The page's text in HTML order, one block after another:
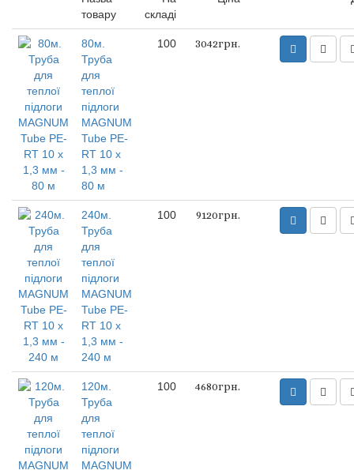
товару
складі
80м.
Труба
для
теплої
підлоги
MAGNUM
Tube PE-
RT 10 x
1,3 мм -
80 м
100 3042грн.
240м.
Труба
для
теплої
підлоги
MAGNUM
Tube PE-
RT 10 x
1,3 мм -
240 м
100 9120грн.
120м.
Труба
для
теплої
підлоги
MAGNUM
100 4680грн.